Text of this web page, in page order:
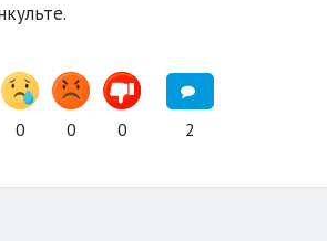
0 0 0 2